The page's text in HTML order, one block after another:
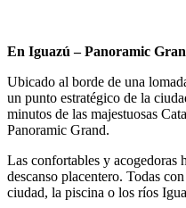
En Iguazú – Panoramic
Ubicado al borde de una
un punto estratégico de la
minutos de las majestuosas
Panoramic Grand.
Las confortables y acogedoras
descanso placentero. Todas
ciudad, la piscina o los ríos